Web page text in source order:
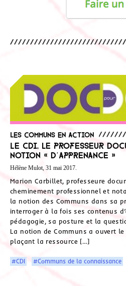
Les communs en action
Le CDI, le professeur
notion « d’apprenance »
Hélène Mulot, 31 mai 2017.
Marion Carbillet, professeure
cheminement professionnel et
la notion des Communs dans sa
interroger à la fois ses contenus
pédagogie, sa posture et la
La notion de Communs a ouvert
plaçant la ressource […]
#CDI #Communs de la connaissance